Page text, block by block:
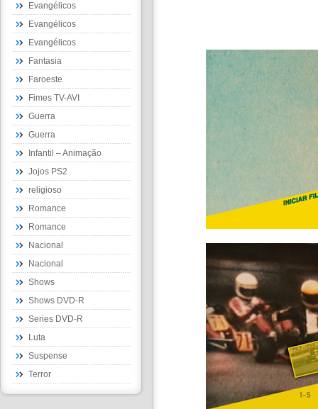
Evangélicos
Evangélicos
Evangélicos
Fantasia
Faroeste
Fimes TV-AVI
Guerra
Guerra
Infantil – Animação
Jojos PS2
religioso
Romance
Romance
Nacional
Nacional
Shows
Shows DVD-R
Series DVD-R
Luta
Suspense
Terror